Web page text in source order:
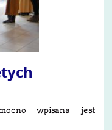
wpisana jest